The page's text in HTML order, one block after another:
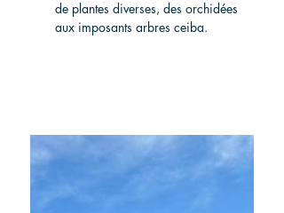
de plantes diverses, des orchidées
aux imposants arbres ceiba.